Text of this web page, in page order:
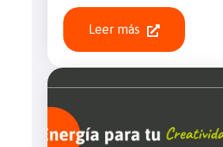
Leer más